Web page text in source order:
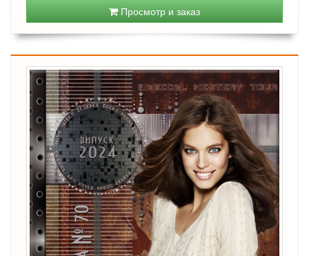
Просмотр и заказ